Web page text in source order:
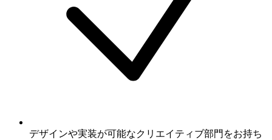
デザインや実装が可能なクリエイティブ部門をお持ち